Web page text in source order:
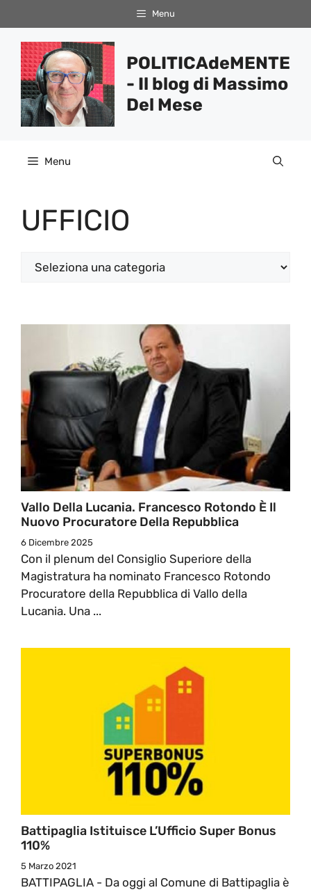
al
contenuto
Menu
POLITICAdeMENTE
- Il blog di Massimo
Del Mese
Menu
UFFICIO
Categorie
Vallo Della Lucania. Francesco Rotondo È Il
Nuovo Procuratore Della Repubblica
6 Dicembre 2025
Con il plenum del Consiglio Superiore della
Magistratura ha nominato Francesco Rotondo
Procuratore della Repubblica di Vallo della
Lucania. Una ...
Battipaglia Istituisce L’Ufficio Super Bonus
110%
5 Marzo 2021
BATTIPAGLIA - Da oggi al Comune di Battipaglia è